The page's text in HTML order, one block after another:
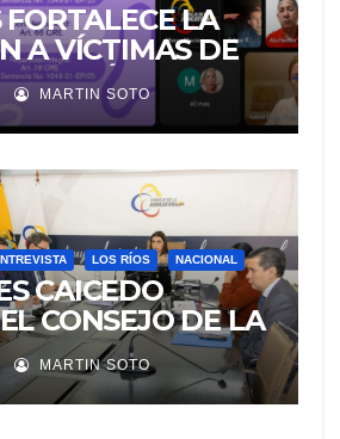
FORTALECE LA
A VÍCTIMAS DE
DE GÉNERO
LA
MARTIN SOTO
LOS RÍOS NACIONAL
CAICEDO
CONSEJO DE LA
MARTIN SOTO